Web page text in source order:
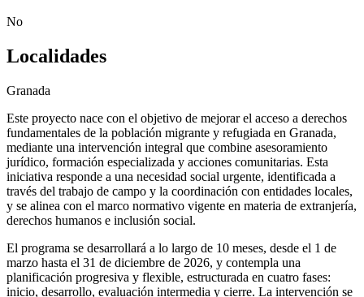
No
Localidades
Granada
​​Este proyecto nace con el objetivo de mejorar el acceso a derechos
fundamentales de la población migrante y refugiada en Granada,
mediante una intervención integral que combine asesoramiento
jurídico, formación especializada y acciones comunitarias. Esta
iniciativa responde a una necesidad social urgente, identificada a
través del trabajo de campo y la coordinación con entidades locales,
y se alinea con el marco normativo vigente en materia de extranjería,
derechos humanos e inclusión social.
​El programa se desarrollará a lo largo de 10 meses, desde el 1 de
marzo hasta el 31 de diciembre de 2026, y contempla una
planificación progresiva y flexible, estructurada en cuatro fases:
inicio, desarrollo, evaluación intermedia y cierre. La intervención se